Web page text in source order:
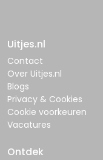
Uitjes.nl
Contact
Over Uitjes.nl
Blogs
Privacy & Cookies
Cookie voorkeuren
Vacatures
Ontdek